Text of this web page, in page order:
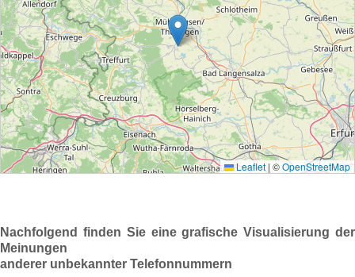
Nachfolgend finden Sie eine grafische Visualisierung der
Meinungen
anderer unbekannter Telefonnummern